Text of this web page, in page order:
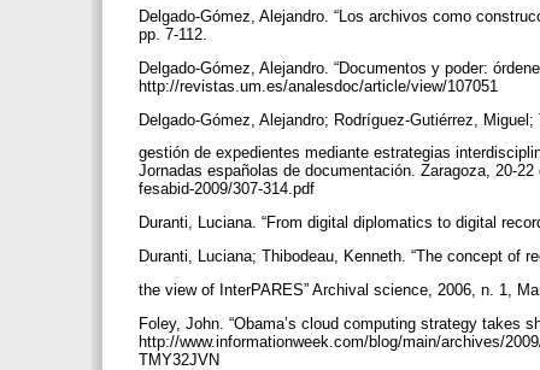
Delgado-Gómez, Alejandro. “Los archivos como
pp. 7-112.
Delgado-Gómez, Alejandro. “Documentos y poder:
http://revistas.um.es/analesdoc/article/view/107051
Delgado-Gómez, Alejandro; Rodríguez-Gutiérrez,
gestión de expedientes mediante estrategias
Jornadas españolas de documentación. Zaragoza, 20-
fesabid-2009/307-314.pdf
Duranti, Luciana. “From digital diplomatics to digital
Duranti, Luciana; Thibodeau, Kenneth. “The concept of
the view of InterPARES” Archival science, 2006, n. 1,
Foley, John. “Obama’s cloud computing strategy takes
http://www.informationweek.com/blog/main/archives/
TMY32JVN